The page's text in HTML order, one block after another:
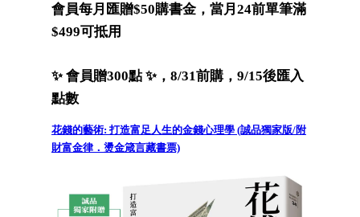
會員每月匯贈$50購書金，當月24前單筆滿
$499可抵用
✨ 會員贈300點 ✨，8/31前購，9/15後匯入
點數
花錢的藝術: 打造富足人生的金錢心理學 (誠品獨家版/附
財富金律．燙金箴言藏書票)